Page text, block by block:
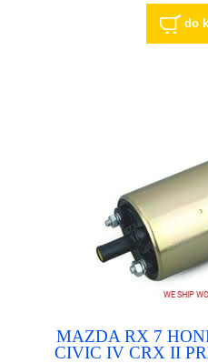
do
MAZDA RX 7
CIVIC IV CRX II